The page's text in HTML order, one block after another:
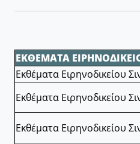
ΕΚΘΕΜΑΤΑ
Εκθέματα Ειρηνοδικείου
Εκθέματα Ειρηνοδικείου
Εκθέματα Ειρηνοδικείου